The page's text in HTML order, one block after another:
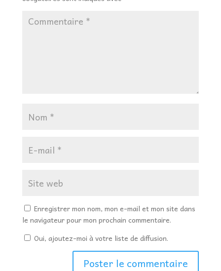
Enregistrer mon nom, mon e-mail et mon site dans
le navigateur pour mon prochain commentaire.
Oui, ajoutez-moi à votre liste de diffusion.